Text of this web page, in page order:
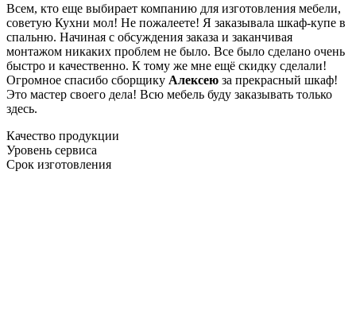
Всем, кто еще выбирает компанию для изготовления мебели,
советую Кухни мол! Не пожалеете! Я заказывала шкаф-купе в
спальню. Начиная с обсуждения заказа и заканчивая
монтажом никаких проблем не было. Все было сделано очень
быстро и качественно. К тому же мне ещё скидку сделали!
Огромное спасибо сборщику Алексею за прекрасный шкаф!
Это мастер своего дела! Всю мебель буду заказывать только
здесь.
Качество продукции
Уровень сервиса
Срок изготовления